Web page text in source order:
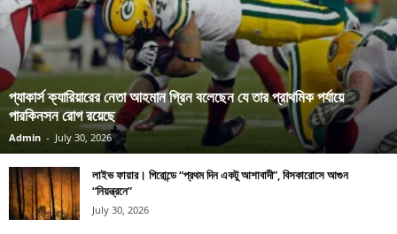
প্যাকার্স ক্যারিয়ারের নেতা আহমান গ্রিন বলেছেন যে তার প্রাথমিক পর্যায়ে
পারকিনসন রোগ রয়েছে
Admin - July 30, 2026
লাইভ ফায়ার। গিরোন্ডে “প্রথম দিন একটু আশাবাদী”, বিসকারোসে আগুন
“নিয়ন্ত্রনে”
July 30, 2026